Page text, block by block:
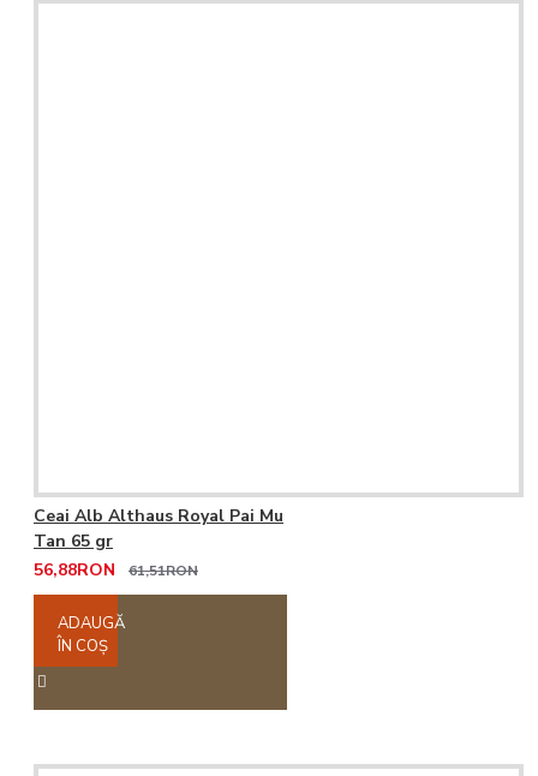
Ceai Alb Althaus Royal Pai Mu
Tan 65 gr
56,88RON
61,51RON
ADAUGĂ
ÎN COŞ